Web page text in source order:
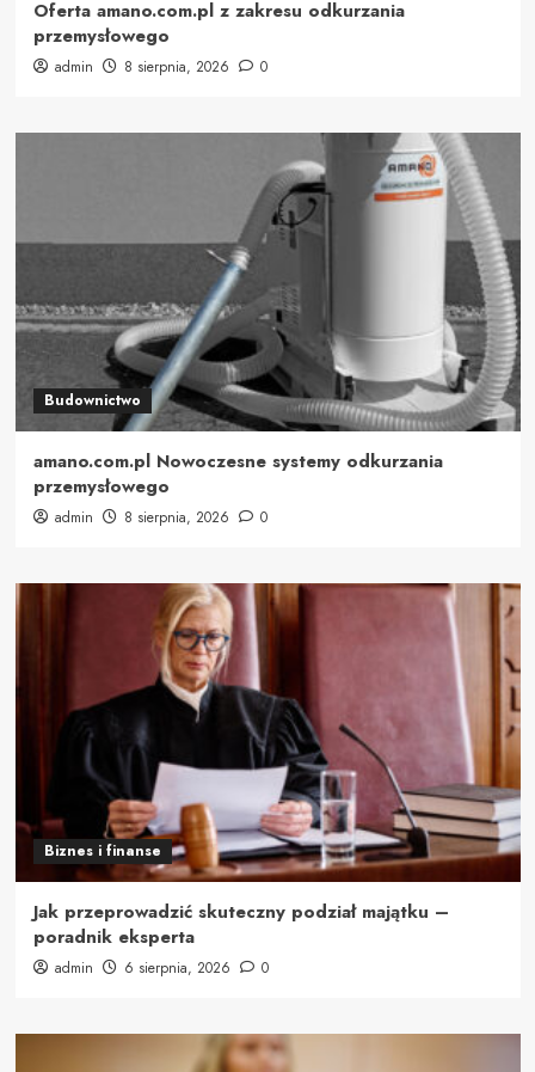
Oferta amano.com.pl z zakresu odkurzania
przemysłowego
admin 8 sierpnia, 2026 0
Budownictwo
amano.com.pl Nowoczesne systemy odkurzania
przemysłowego
admin 8 sierpnia, 2026 0
Biznes i finanse
Jak przeprowadzić skuteczny podział majątku –
poradnik eksperta
admin 6 sierpnia, 2026 0